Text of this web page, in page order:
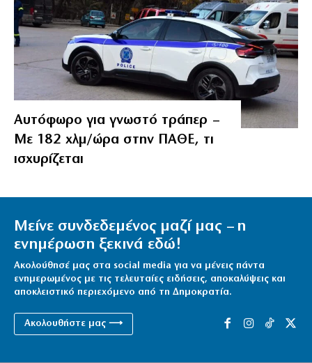
Αυτόφωρο για γνωστό τράπερ –
Με 182 χλμ/ώρα στην ΠΑΘΕ, τι
ισχυρίζεται
Μείνε συνδεδεμένος μαζί μας – η
ενημέρωση ξεκινά εδώ!
Ακολούθησέ μας στα social media για να μένεις πάντα
ενημερωμένος με τις τελευταίες ειδήσεις, αποκαλύψεις και
αποκλειστικό περιεχόμενο από τη Δημοκρατία.
Ακολουθήστε μας ⟶